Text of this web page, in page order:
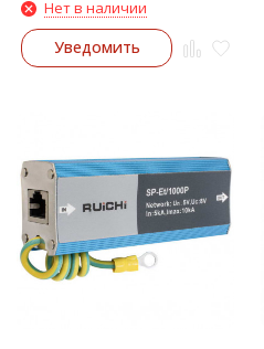
Нет в наличии
Уведомить